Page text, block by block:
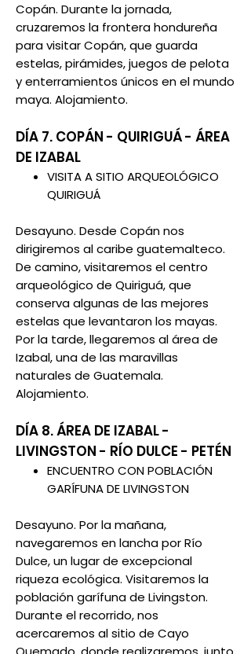
Copán. Durante la jornada,
cruzaremos la frontera hondureña
para visitar Copán, que guarda
estelas, pirámides, juegos de pelota
y enterramientos únicos en el mundo
maya. Alojamiento.
DÍA 7. COPÁN - QUIRIGUÁ - ÁREA
DE IZABAL
VISITA A SITIO ARQUEOLÓGICO
QUIRIGUÁ
Desayuno. Desde Copán nos
dirigiremos al caribe guatemalteco.
De camino, visitaremos el centro
arqueológico de Quiriguá, que
conserva algunas de las mejores
estelas que levantaron los mayas.
Por la tarde, llegaremos al área de
Izabal, una de las maravillas
naturales de Guatemala.
Alojamiento.
DÍA 8. ÁREA DE IZABAL -
LIVINGSTON - RÍO DULCE - PETÉN
ENCUENTRO CON POBLACIÓN
GARÍFUNA DE LIVINGSTON
Desayuno. Por la mañana,
navegaremos en lancha por Río
Dulce, un lugar de excepcional
riqueza ecológica. Visitaremos la
población garífuna de Livingston.
Durante el recorrido, nos
acercaremos al sitio de Cayo